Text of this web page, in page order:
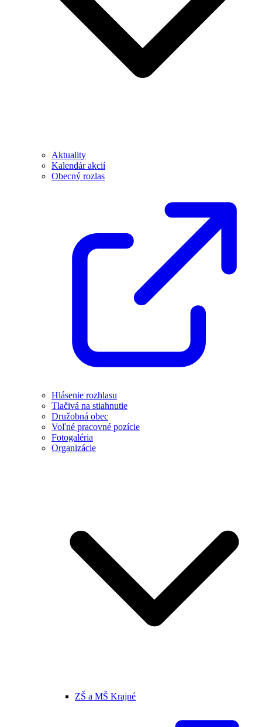
Aktuality
Kalendár akcií
Obecný rozlas
Hlásenie rozhlasu
Tlačivá na stiahnutie
Družobná obec
Voľné pracovné pozície
Fotogaléria
Organizácie
ZŠ a MŠ Krajné